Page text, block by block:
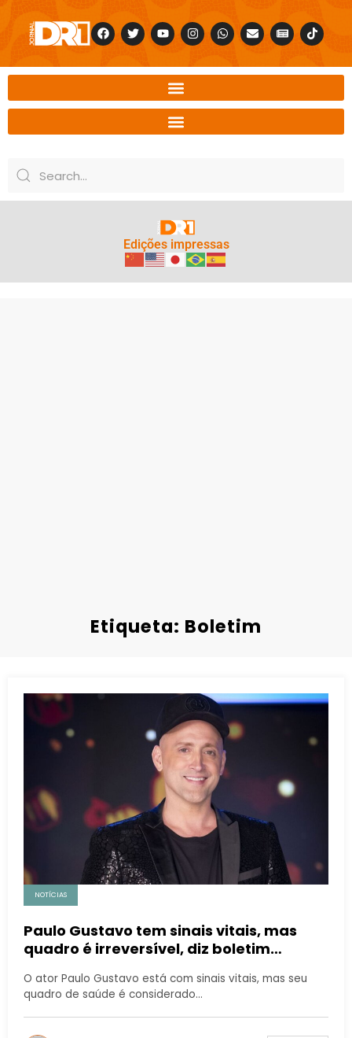
Edições impressas
Etiqueta: Boletim
NOTÍCIAS
Paulo Gustavo tem sinais vitais, mas
quadro é irreversível, diz boletim
O ator Paulo Gustavo está com sinais vitais, mas seu
quadro de saúde é considerado…